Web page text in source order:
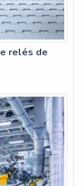
relés de